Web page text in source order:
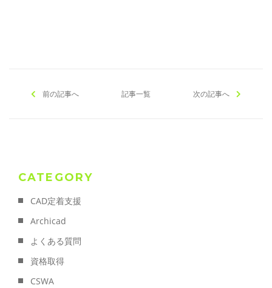
前の記事へ 記事一覧 次の記事へ
CATEGORY
CAD定着支援
Archicad
よくある質問
資格取得
CSWA